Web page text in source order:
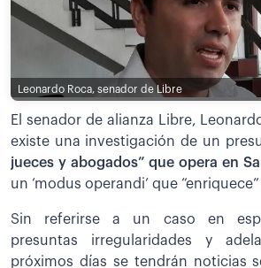
Leonardo Roca, senador de Libre
El senador de alianza Libre,
existe una investigación de un
jueces y abogados” que opera en
un ‘modus operandi’ que
Sin referirse a un caso en
presuntas irregularidades y
próximos días se tendrán noticias